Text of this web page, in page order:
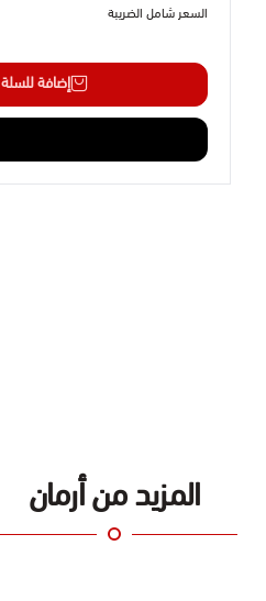
السعر شامل الضريبة
إضافة للسلة
المزيد من أرمان